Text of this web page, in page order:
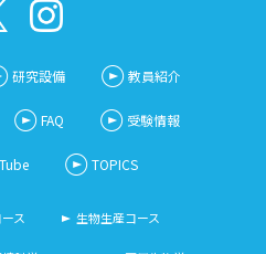
研究設備 教員紹介
FAQ 受験情報
TOPICS
ス 生物生産コース